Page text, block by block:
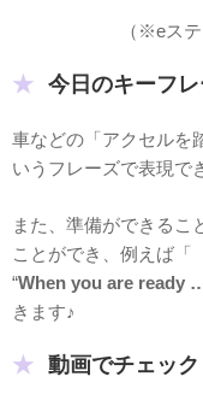
（※eス
今日のキーフ
車などの「アクセルを
いうフレーズで表現で
また、準備ができるこ
ことができ、例えば「
“When you are ready
きます♪
動画でチェック